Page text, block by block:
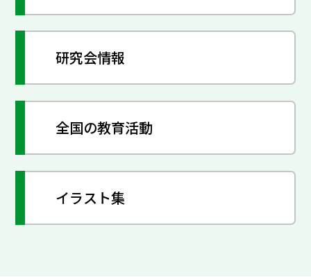
研究会情報
全国の教育活動
イラスト集